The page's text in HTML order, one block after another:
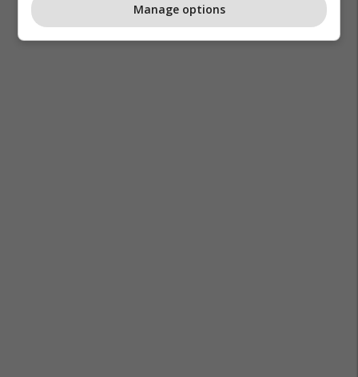
Manage options